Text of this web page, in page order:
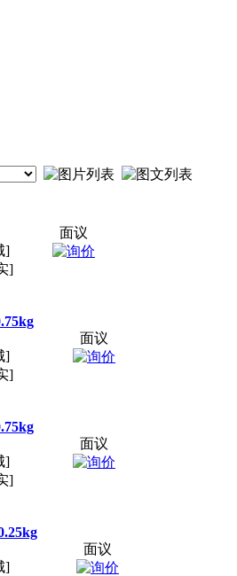
]
]
面议
]
]
面议
]
]
面议
]
面议